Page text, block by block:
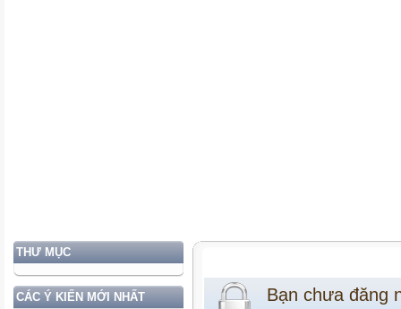
THƯ MỤC
CÁC Ý KIẾN MỚI NHẤT Bạn chưa đăng